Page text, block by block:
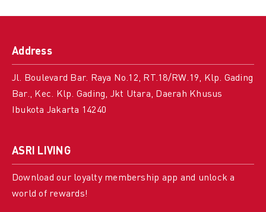
Address
Jl. Boulevard Bar. Raya No.12, RT.18/RW.19, Klp. Gading
Bar., Kec. Klp. Gading, Jkt Utara, Daerah Khusus
Ibukota Jakarta 14240
ASRI LIVING
Download our loyalty membership app and unlock a
world of rewards!